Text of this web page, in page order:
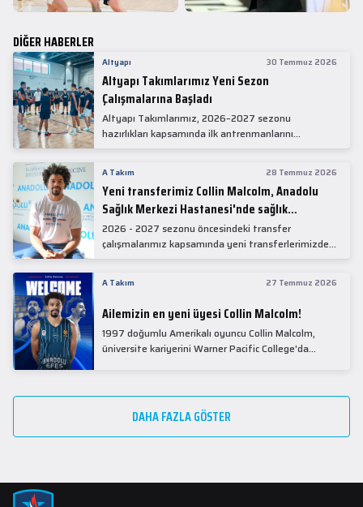
DİĞER HABERLER
Altyapı 30 Temmuz 2026
Altyapı Takımlarımız Yeni Sezon
Çalışmalarına Başladı
Altyapı Takımlarımız, 2026–2027 sezonu
hazırlıkları kapsamında ilk antrenmanlarını
gerçekleştirdi.
A Takım 28 Temmuz 2026
Yeni transferimiz Collin Malcolm, Anadolu
Sağlık Merkezi Hastanesi'nde sağlık
kontrolünden geçti.
2026 - 2027 sezonu öncesindeki transfer
çalışmalarımız kapsamında yeni transferlerimizden
Collin Malcolm, bugün partnerimiz Anadolu Sağlık
kontrollerinden geçti.
A Takım 27 Temmuz 2026
Ailemizin en yeni üyesi Collin Malcolm!
1997 doğumlu Amerikalı oyuncu Collin Malcolm,
üniversite kariyerini Warner Pacific College'da
DAHA FAZLA GÖSTER